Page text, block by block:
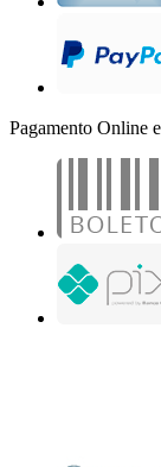
Pagamento Online